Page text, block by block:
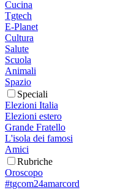
Cucina
Tgtech
E-Planet
Cultura
Salute
Scuola
Animali
Spazio
Speciali
Elezioni Italia
Elezioni estero
Grande Fratello
L'isola dei famosi
Amici
Rubriche
Oroscopo
#tgcom24amarcord